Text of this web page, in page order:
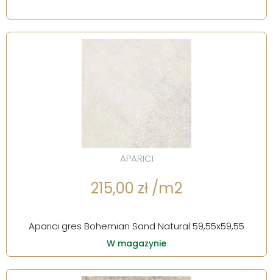
APARICI
215,00 zł /m2
Aparici gres Bohemian Sand Natural 59,55x59,55
W magazynie